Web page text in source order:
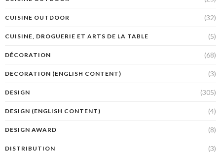
CUISINE OUTDOOR (32)
CUISINE, DROGUERIE ET ARTS DE LA TABLE (5)
DÉCORATION (68)
DECORATION (ENGLISH CONTENT) (3)
DESIGN (305)
DESIGN (ENGLISH CONTENT) (4)
DESIGN AWARD (8)
DISTRIBUTION (3)